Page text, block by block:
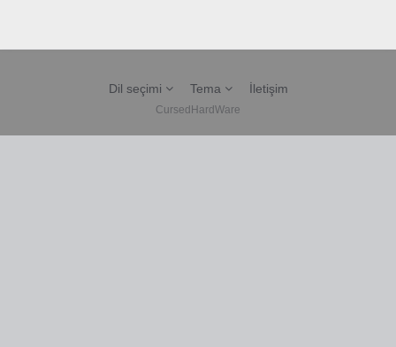
Dil seçimi Tema İletişim
CursedHardWare